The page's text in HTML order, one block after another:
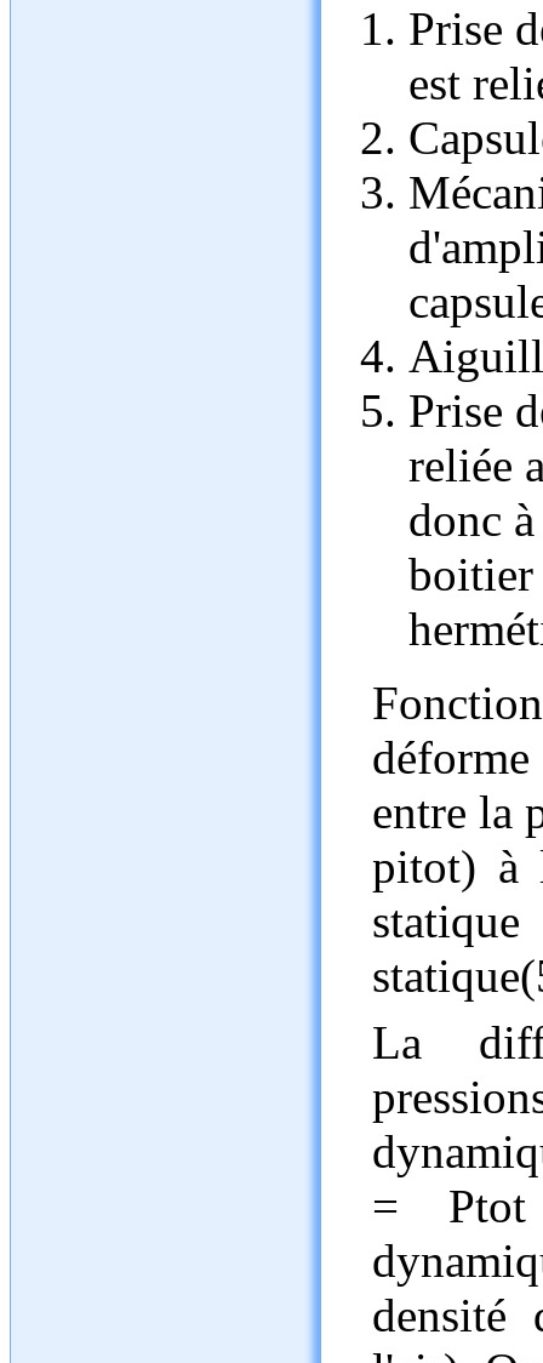
Prise
est
Prise
reliée
donc
boitier
entre la
pitot) à
La
=